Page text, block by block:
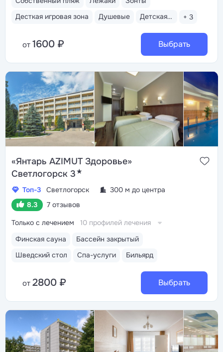
Десткая игровая зона
Душевые Детская площадка на пляже + 3
от 1600 ₽ Выбрать
«Янтарь AZIMUT Здоровье»
Светлогорск 3★
Топ-3 Светлогорск
300 м до центра
8.3
7 отзывов
Финская сауна
Бассейн закрытый
Шведский стол
Спа-услуги Бильярд
Только с лечением 10 профилей лечения
от 2800 ₽ Выбрать